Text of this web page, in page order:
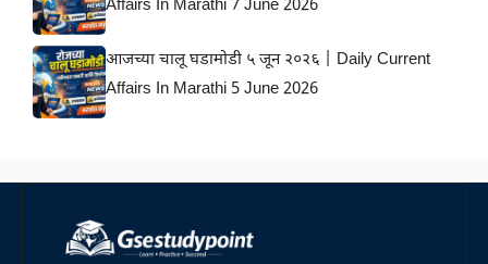
Affairs In Marathi 7 June 2026
आजच्या चालू घडामोडी ५ जून २०२६ | Daily Current
Affairs In Marathi 5 June 2026